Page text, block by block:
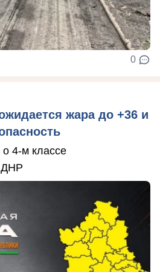
0
жара до +36 и
4-м классе
ДНР